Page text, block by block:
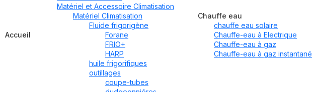
Accueil
Matériel et Accessoire Climatisation
Matériel Climatisation
Fluide frigorigène
Forane
FRIO+
HARP
huile frigorifiques
outillages
coupe-tubes
Chauffe eau
chauffe eau solaire
Chauffe-eau à Electrique
Chauffe-eau à gaz
Chauffe-eau à gaz instantané